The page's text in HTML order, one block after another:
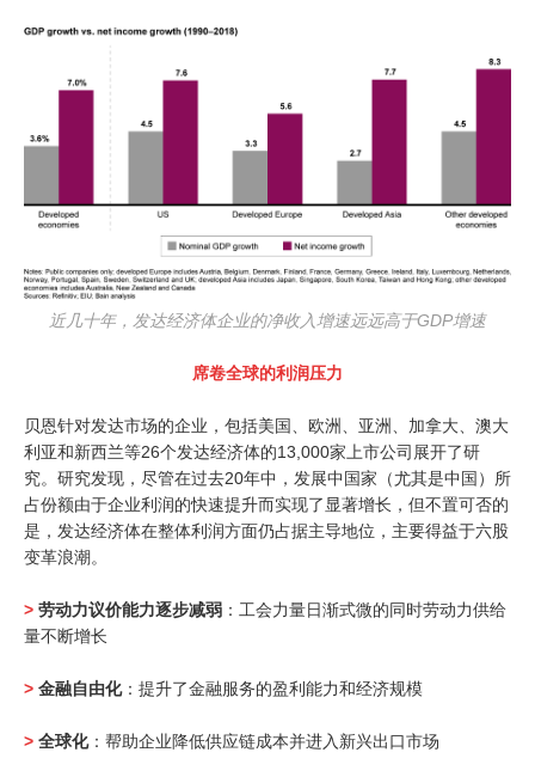
近几十年，发达经济体企业的净收入增速远远高于GDP增速
席卷全球的利润压力
贝恩针对发达市场的企业，包括美国、欧洲、亚洲、加拿大、澳大
利亚和新西兰等26个发达经济体的13,000家上市公司展开了研
究。研究发现，尽管在过去20年中，发展中国家（尤其是中国）所
占份额由于企业利润的快速提升而实现了显著增长，但不置可否的
是，发达经济体在整体利润方面仍占据主导地位，主要得益于六股
变革浪潮。
> 劳动力议价能力逐步减弱 ：工会力量日渐式微的同时劳动力供给
量不断增长
> 金融自由化：提升了金融服务的盈利能力和经济规模
> 全球化：帮助企业降低供应链成本并进入新兴出口市场